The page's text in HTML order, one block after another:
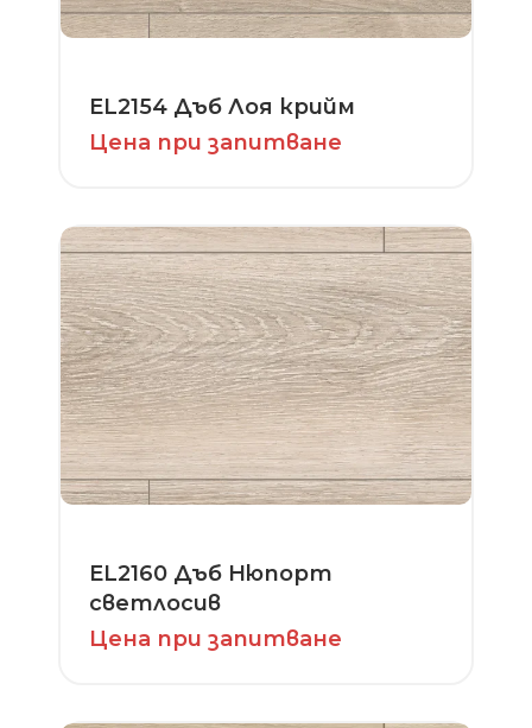
EL2154 Дъб Лоя крийм
Цена при запитване
EL2160 Дъб Нюпорт
светлосив
Цена при запитване